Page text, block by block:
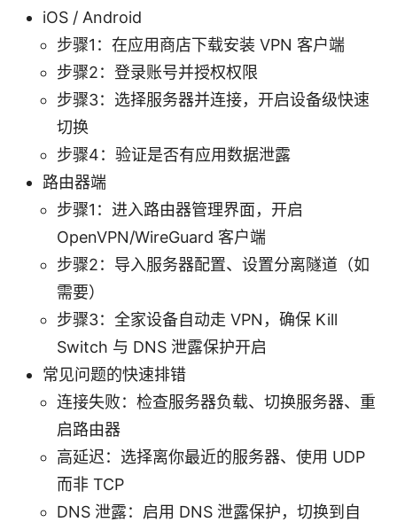
iOS / Android
步骤1：在应用商店下载安装 VPN 客户端
步骤2：登录账号并授权权限
步骤3：选择服务器并连接，开启设备级快速
切换
步骤4：验证是否有应用数据泄露
路由器端
步骤1：进入路由器管理界面，开启
OpenVPN/WireGuard 客户端
步骤2：导入服务器配置、设置分离隧道（如
需要）
步骤3：全家设备自动走 VPN，确保 Kill
Switch 与 DNS 泄露保护开启
常见问题的快速排错
连接失败：检查服务器负载、切换服务器、重
启路由器
高延迟：选择离你最近的服务器、使用 UDP
而非 TCP
DNS 泄露：启用 DNS 泄露保护，切换到自